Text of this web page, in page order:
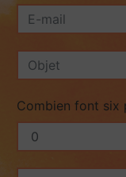
Combien font six